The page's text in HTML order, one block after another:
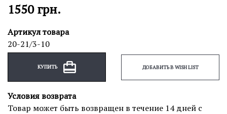
1550грн.
Артикул товара
20-21/3-10
КУПИТЬ ДОБАВИТЬ В WISH LIST
Условия возврата
Товар может быть возвращен в течение 14 дней с